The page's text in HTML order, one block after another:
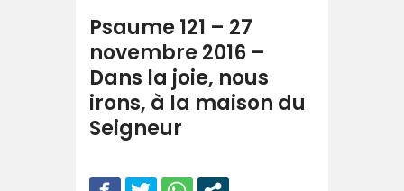
Nous aider
Psaume 121 – 27
novembre 2016 –
Dans la joie, nous
irons, à la maison du
Seigneur